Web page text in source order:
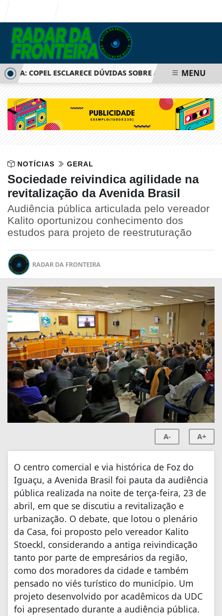
COPEL ESCLARECE DÚVIDAS SOBRE AUMENTO DEMENU
NOTÍCIAS GERAL
Sociedade reivindica agilidade na
revitalização da Avenida Brasil
Audiência pública articulada pelo vereador
Kalito oportunizou conhecimento dos
estudos para projeto de reestruturação
RADAR DA FRONTEIRA
A- A+
O centro comercial e via histórica de Foz do
Iguaçu, a Avenida Brasil foi pauta da audiência
pública realizada na noite de terça-feira, 23 de
abril, em que se discutiu a revitalização e
urbanização. O debate, que lotou o plenário
da Casa, foi proposto pelo vereador Kalito
Stoeckl, considerando a antiga reivindicação
tanto por parte de empresários da região,
como dos moradores da cidade e também
pensado no viés turístico do município. Um
projeto desenvolvido por acadêmicos da UDC
foi apresentado durante a audiência pública.